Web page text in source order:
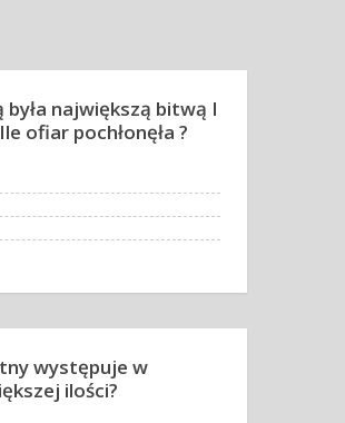
największą bitwą I
ofiar pochłonęła ?
występuje w
ilości?